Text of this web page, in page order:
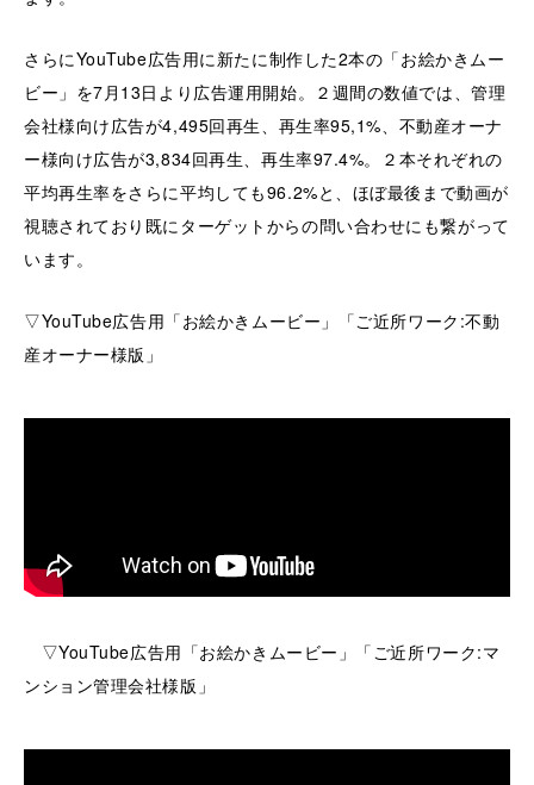
さらにYouTube広告用に新たに制作した2本の「お絵かきムー
ビー」を7月13日より広告運用開始。２週間の数値では、管理
会社様向け広告が4,495回再生、再生率95,1%、不動産オーナ
ー様向け広告が3,834回再生、再生率97.4%。２本それぞれの
平均再生率をさらに平均しても96.2%と、ほぼ最後まで動画が
視聴されており既にターゲットからの問い合わせにも繋がって
います。
▽YouTube広告用「お絵かきムービー」「ご近所ワーク:不動
産オーナー様版」
▽YouTube広告用「お絵かきムービー」「ご近所ワーク:マ
ンション管理会社様版」